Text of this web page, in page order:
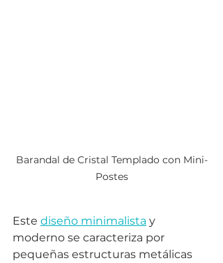
Barandal de Cristal Templado con Mini-
Postes
Este diseño minimalista y
moderno se caracteriza por
pequeñas estructuras metálicas